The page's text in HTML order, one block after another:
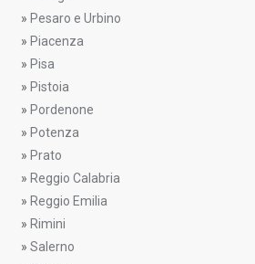
» Pesaro e Urbino
» Piacenza
» Pisa
» Pistoia
» Pordenone
» Potenza
» Prato
» Reggio Calabria
» Reggio Emilia
» Rimini
» Salerno